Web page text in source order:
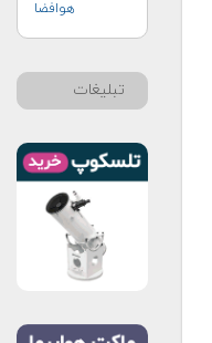
هوافضا
تبلیغات